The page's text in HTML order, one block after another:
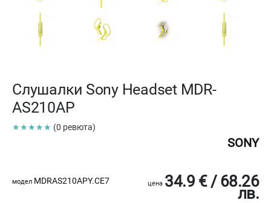
Слушалки Sony Headset MDR-
AS210AP
★★★★★ (0 ревюта)
SONY
модел MDRAS210APY.CE7 цена 34.9 € / 68.26
лв.